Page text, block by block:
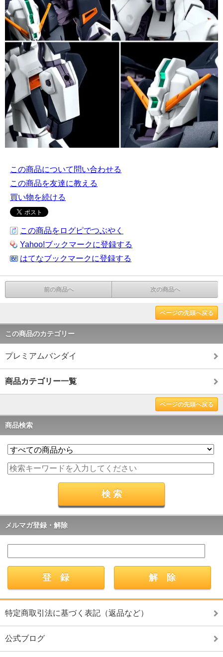
この商品について問い合わせる
この商品を友達に教える
買い物を続ける
この商品をログピでつぶやく
Yahoo!ブックマークに登録する
はてなブックマークに登録する
前の商品へ 次の商品へ
ページの先頭へ戻る
この商品のカテゴリー
プレミアムバンダイ
商品カテゴリー一覧
ページの先頭へ戻る
商品検索
メルマガ登録・解除
特定商取引法に基づく表記（返品など）
公式ブログ